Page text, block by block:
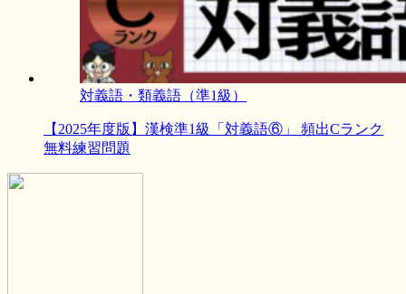
対義語・類義語（準1級）
【2025年度版】漢検準1級「対義語⑥」 頻出Cランク
無料練習問題